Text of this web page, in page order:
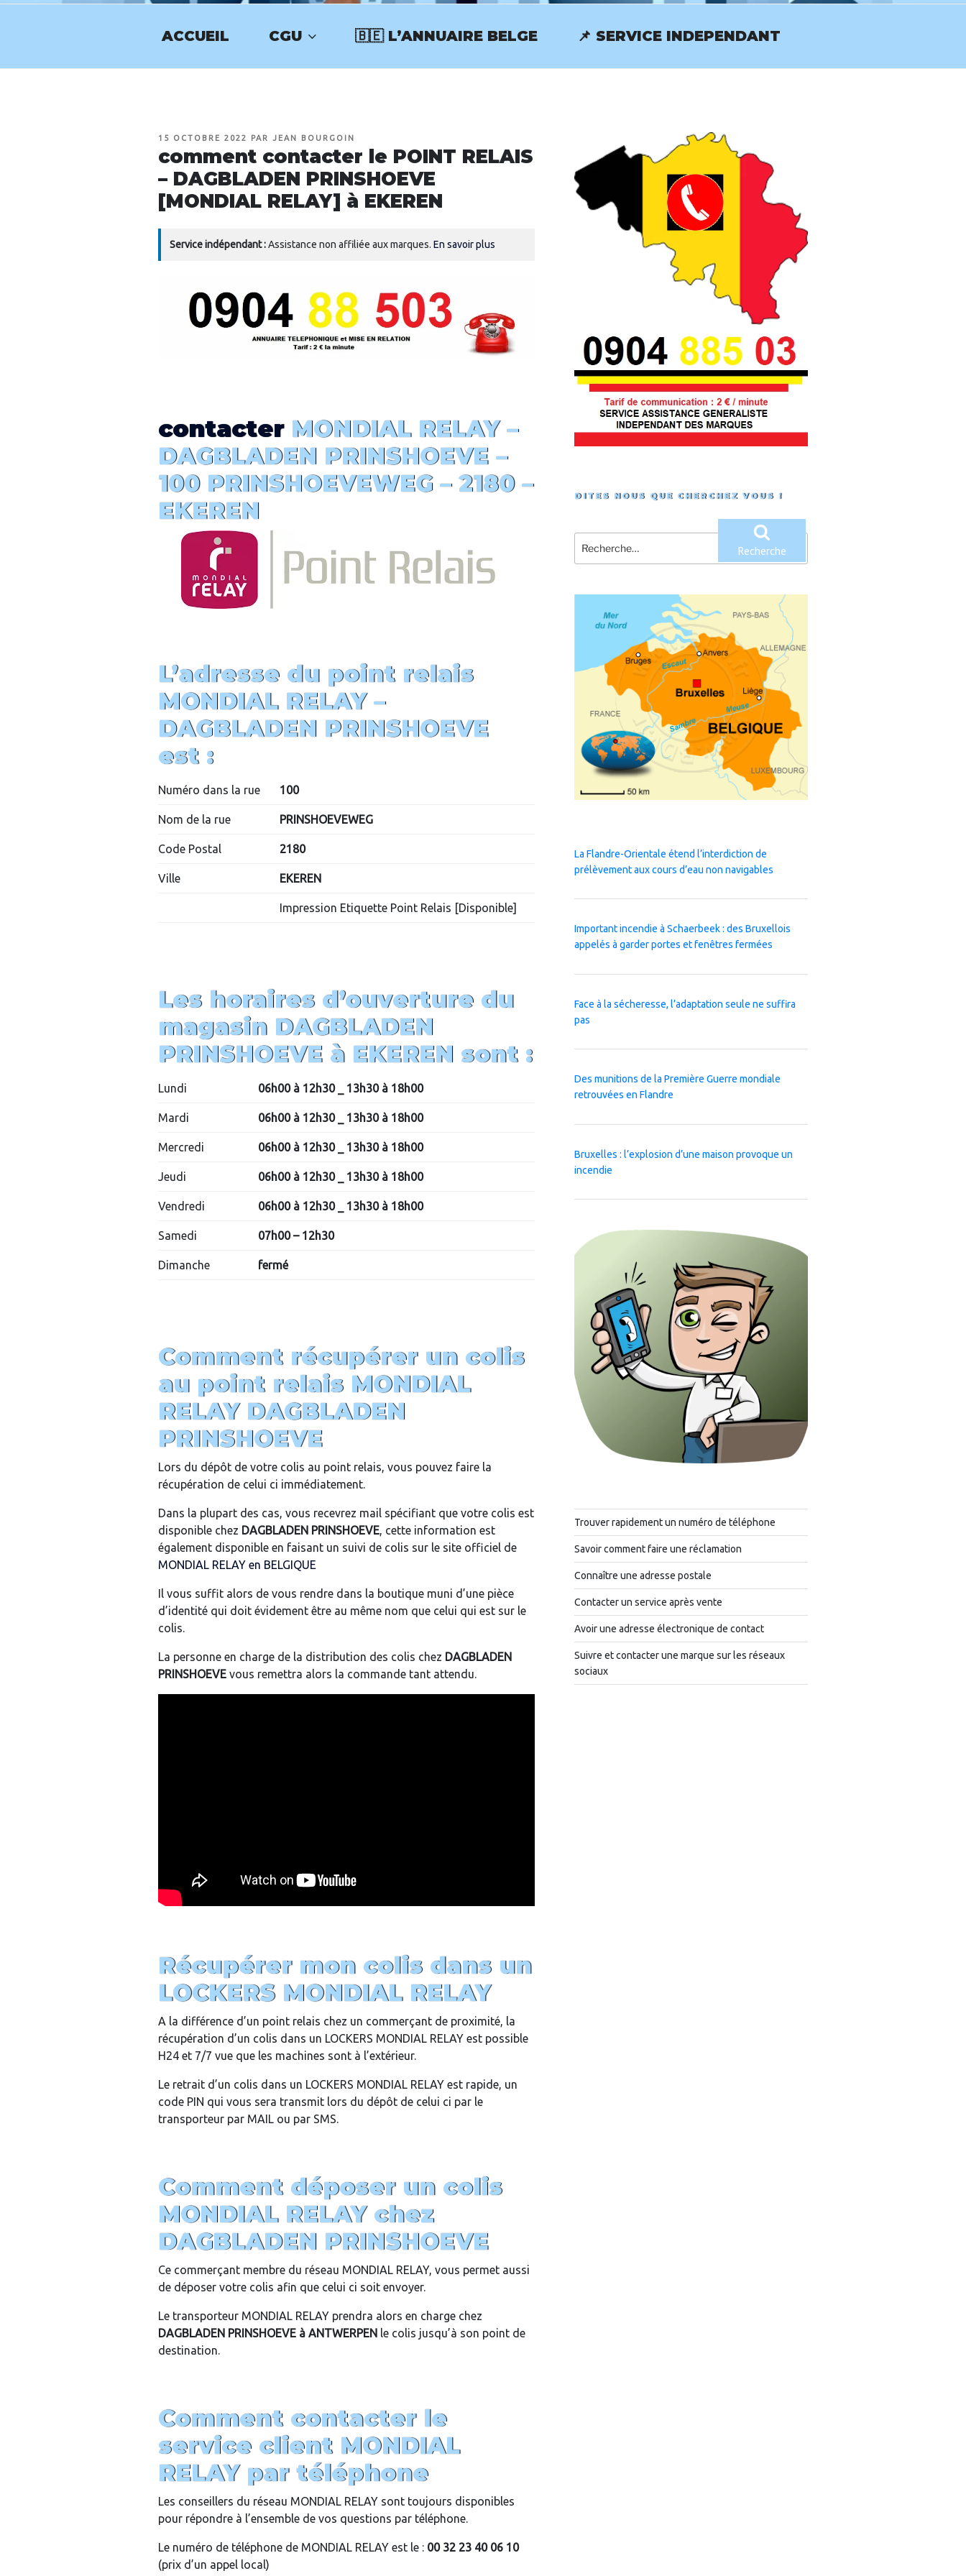
Aller
NUMERO-SERVICECLIENT.BE
ACCUEIL CGU 🇧🇪 L’ANNUAIRE BELGE 📌 SERVICE INDEPENDANT
PUBLIÉ
15 OCTOBRE 2022 PAR JEAN BOURGOIN
comment contacter le POINT RELAIS
– DAGBLADEN PRINSHOEVE
[MONDIAL RELAY] à EKEREN
Service indépendant :Assistance non affiliée aux marques. En savoir plus
contacterMONDIAL RELAY –
DAGBLADEN PRINSHOEVE –
100 PRINSHOEVEWEG – 2180 –
EKEREN
L’adresse du point relais
MONDIAL RELAY –
DAGBLADEN PRINSHOEVE
est :
Numéro dans la rue 100
Nom de la rue PRINSHOEVEWEG
Code Postal 2180
Ville EKEREN
Impression Etiquette Point Relais [Disponible]
Les horaires d’ouverture du
magasin DAGBLADEN
PRINSHOEVE à EKEREN sont :
Lundi 06h00 à 12h30 _ 13h30 à 18h00
Mardi 06h00 à 12h30 _ 13h30 à 18h00
Mercredi 06h00 à 12h30 _ 13h30 à 18h00
Jeudi 06h00 à 12h30 _ 13h30 à 18h00
Vendredi 06h00 à 12h30 _ 13h30 à 18h00
Samedi 07h00 – 12h30
Dimanche fermé
Comment récupérer un colis
au point relais MONDIAL
RELAY DAGBLADEN
PRINSHOEVE
Lors du dépôt de votre colis au point relais, vous pouvez faire la
récupération de celui ci immédiatement.
Dans la plupart des cas, vous recevrez mail spécifiant que votre colis est
disponible chez DAGBLADEN PRINSHOEVE, cette information est
également disponible en faisant un suivi de colis sur le site officiel de
MONDIAL RELAY en BELGIQUE
Il vous suffit alors de vous rendre dans la boutique muni d’une pièce
d’identité qui doit évidement être au même nom que celui qui est sur le
colis.
La personne en charge de la distribution des colis chez DAGBLADEN
PRINSHOEVE vous remettra alors la commande tant attendu.
Récupérer mon colis dans un
LOCKERS MONDIAL RELAY
A la différence d’un point relais chez un commerçant de proximité, la
récupération d’un colis dans un LOCKERS MONDIAL RELAY est possible
H24 et 7/7 vue que les machines sont à l’extérieur.
Le retrait d’un colis dans un LOCKERS MONDIAL RELAY est rapide, un
code PIN qui vous sera transmit lors du dépôt de celui ci par le
transporteur par MAIL ou par SMS.
Comment déposer un colis
MONDIAL RELAY chez
DAGBLADEN PRINSHOEVE
Ce commerçant membre du réseau MONDIAL RELAY, vous permet aussi
de déposer votre colis afin que celui ci soit envoyer.
Le transporteur MONDIAL RELAY prendra alors en charge chez
DAGBLADEN PRINSHOEVE à ANTWERPEN le colis jusqu’à son point de
destination.
Comment contacter le
service client MONDIAL
RELAY par téléphone
Les conseillers du réseau MONDIAL RELAY sont toujours disponibles
pour répondre à l’ensemble de vos questions par téléphone.
Le numéro de téléphone de MONDIAL RELAY est le : 00 32 23 40 06 10
(prix d’un appel local)
DITES NOUS QUE CHERCHEZ VOUS !
pour
:
Recherche
La Flandre-Orientale étend l’interdiction de
prélèvement aux cours d’eau non navigables
Important incendie à Schaerbeek : des Bruxellois
appelés à garder portes et fenêtres fermées
Face à la sécheresse, l’adaptation seule ne suffira
pas
Des munitions de la Première Guerre mondiale
retrouvées en Flandre
Bruxelles : l’explosion d’une maison provoque un
incendie
Trouver rapidement un numéro de téléphone
Savoir comment faire une réclamation
Connaître une adresse postale
Contacter un service après vente
Avoir une adresse électronique de contact
Suivre et contacter une marque sur les réseaux
sociaux